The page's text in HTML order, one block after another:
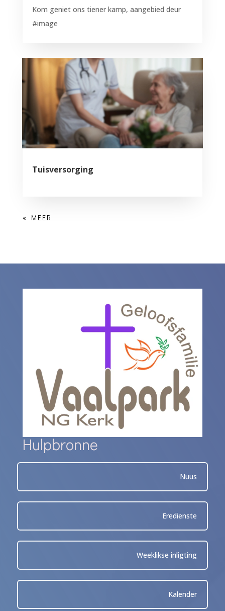
Kom geniet ons tiener kamp, aangebied deur
#image
Tuisversorging
Hulpbronne
Nuus
Eredienste
Weeklikse inligting
Kalender